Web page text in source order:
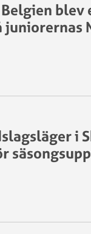
blev
juniorernas
i